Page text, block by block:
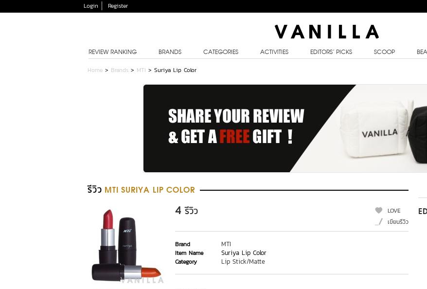
Login Register
REVIEW RANKING BRANDS CATEGORIES ACTIVITIES EDITORS’ PICKS SCOOP
Home > Brands > MTI > Suriya Lip Color
รีวิว MTI SURIYA LIP COLOR
4 รีวิว
LOVE
เขียนรีวิว
Brand MTI
Item Name Suriya Lip Color
Category Lip Stick/Matte